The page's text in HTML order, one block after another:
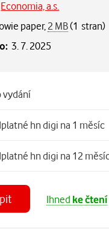
Economia, a.s.
paper, 2 MB(1 stran)
3. 7. 2025
vydání
hn digi na 1 měsíc
hn digi na 12
Ihned ke čtení